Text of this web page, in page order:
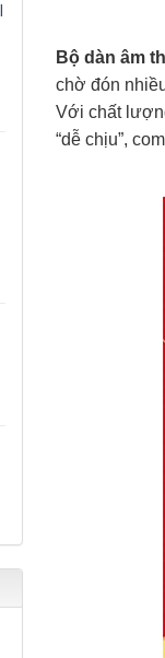
Bộ dàn âm
chờ đón
Với chất
“dễ chịu”,